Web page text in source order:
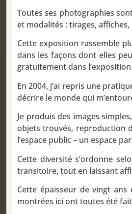
Toutes ses photographies
et modalités : tirages,
Cette exposition rassemble
dans les façons dont elles
gratuitement dans l’exposition.
En 2004, j’ai repris une
décrire le monde qui
Je produis des images
objets trouvés, reproduction
l’espace public – un espace
Cette diversité s’ordonne
transitoire, tout en laissant
Cette épaisseur de vingt ans
montrées ici ont toutes été